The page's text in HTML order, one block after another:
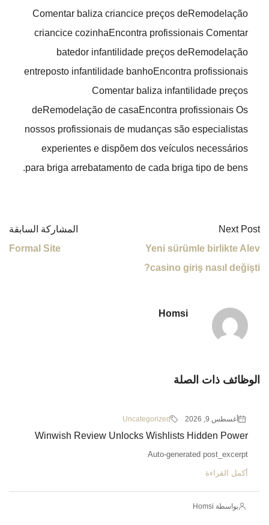
Comentar baliza criancice preços deRemodelação
criancice cozinhaEncontra profissionais Comentar
batedor infantilidade preços deRemodelação
entreposto infantilidade banhoEncontra profissionais
Comentar baliza infantilidade preços
deRemodelação de casaEncontra profissionais Os
nossos profissionais de mudanças são especialistas
experientes e dispõem dos veículos necessários
para briga arrebatamento de cada briga tipo de bens.
المشاركة السابقة
Formal Site
Next Post
Yeni sürümle birlikte Alev
casino giriş nasıl değişti?
Homsi
الوظائف ذات الصلة
أغسطس 9, 2026 Uncategorized
Winwish Review Unlocks Wishlists Hidden Power
Auto-generated post_excerpt
أكمل القراءة
بواسطة Homsi